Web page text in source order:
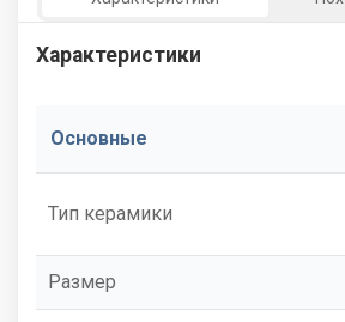
Характеристики
Основные
Тип керамики
Размер